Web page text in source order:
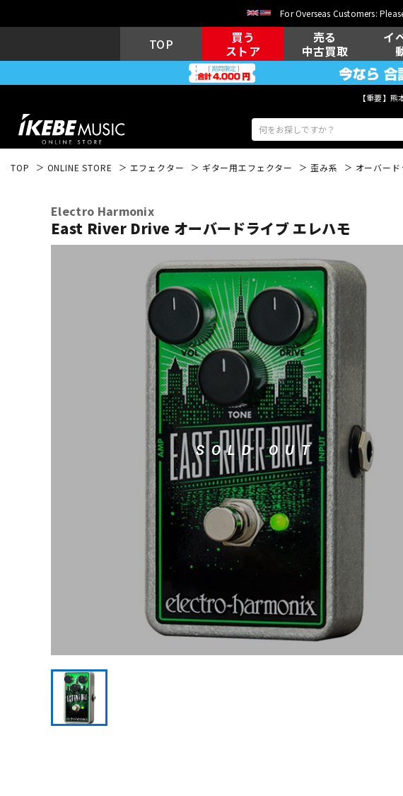
For Overseas Customers:
TOP
買う
ストア
売る
中古買取
イ
【重要】
キーボード 電子ピアノ
DTM
ヴィンテージ
TOP ONLINE STORE エフェクター ギター用エフェクター 歪み系 オーバード
Electro Harmonix
East River Drive オーバードライブ エレハモ
SOLD OUT